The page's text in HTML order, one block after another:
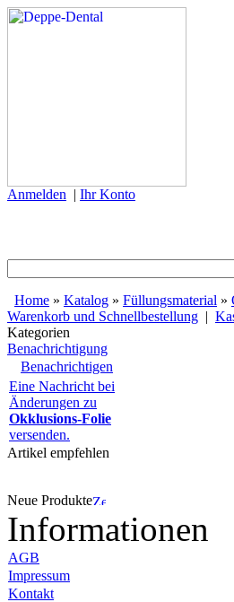
Anmelden | Ihr Konto
Home » Katalog » Füllungsmaterial »
Warenkorb und Schnellbestellung |
Kategorien
Benachrichtigung
Benachrichtigen
Eine Nachricht bei
Änderungen zu
Okklusions-Folie
versenden.
Artikel empfehlen
Neue Produkte
Informationen
AGB
Impressum
Kontakt